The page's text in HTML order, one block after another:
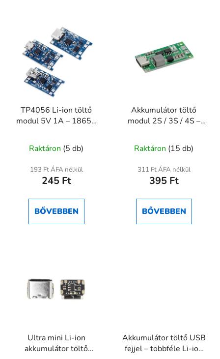
TP4056 Li-ion töltő
modul 5V 1A – 18650
termék
átlagos
értékelése
ből
Raktáron (5 db)
193 Ft ÁFA nélkül
245 Ft
BŐVEBBEN
Akkumulátor töltő
modul 2S / 3S / 4S –
ion/LiPo töltő
Raktáron (15 db)
311 Ft ÁFA nélkül
395 Ft
BŐVEBBEN
Ultra mini Li-ion
akkumulátor töltő
Akkumulátor töltő USB
fejjel – többféle Li-ion